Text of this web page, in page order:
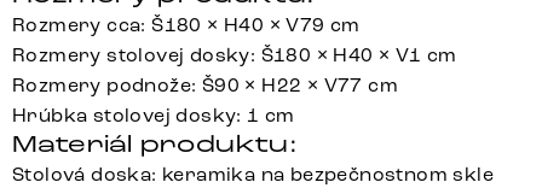
Rozmery cca: Š180 × H40 × V79 cm
Rozmery stolovej dosky: Š180 × H40 × V1 cm
Rozmery podnože: Š90 × H22 × V77 cm
Hrúbka stolovej dosky: 1 cm
Materiál produktu:
Stolová doska: keramika na bezpečnostnom skle